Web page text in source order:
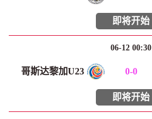
即将开始
06-12 00:30
哥斯达黎加U23 0-0
即将开始